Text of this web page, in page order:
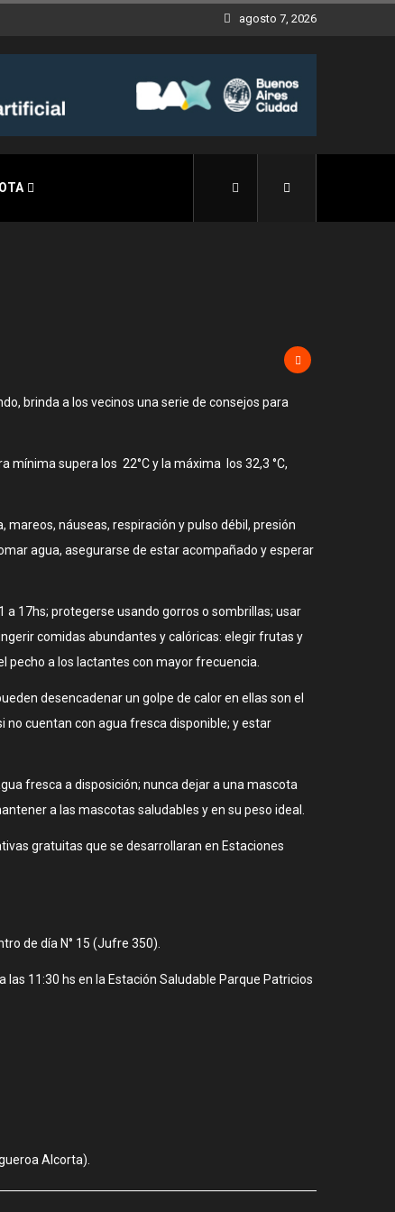
agosto 7, 2026
brinda a los vecinos una serie de consejos para
supera los 22°C y la máxima los 32,3 °C,
náuseas, respiración y pulso débil, presión
agua, asegurarse de estar acompañado y esperar
17hs; protegerse usando gorros o sombrillas; usar
comidas abundantes y calóricas: elegir frutas y
pecho a los lactantes con mayor frecuencia.
desencadenar un golpe de calor en ellas son el
cuentan con agua fresca disponible; y estar
fresca a disposición; nunca dejar a una mascota
a las mascotas saludables y en su peso ideal.
gratuitas que se desarrollaran en Estaciones
de día N° 15 (Jufre 350).
las 11:30 hs en la Estación Saludable Parque Patricios
Alcorta).